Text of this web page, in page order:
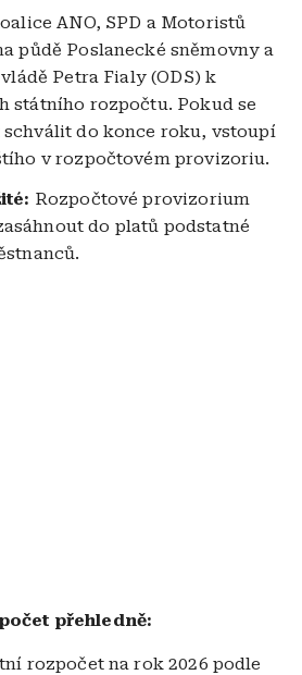
ANO, SPD a Motoristů
půdě Poslanecké sněmovny a
Petra Fialy (ODS) k
státního rozpočtu. Pokud se
do konce roku, vstoupí
v rozpočtovém provizoriu.
Rozpočtové provizorium
do platů podstatné
přehledně:
rozpočet na rok 2026 podle